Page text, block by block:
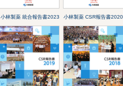
小林製薬 統合報告書2023 小林製薬 CSR報告書2020